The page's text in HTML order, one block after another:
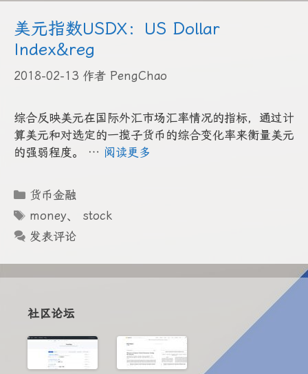
美元指数USDX：US Dollar
Index&reg
2018-02-13 作者 PengChao
综合反映美元在国际外汇市场汇率情况的指标，通过计
算美元和对选定的一揽子货币的综合变化率来衡量美元
的强弱程度。 … 阅读更多
分
货币金融
标
签
money、 stock
发表评论
社区论坛